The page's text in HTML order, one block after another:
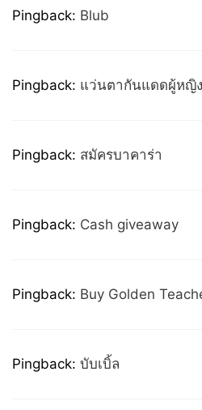
Pingback: Blub
Pingback: แว่นตากันแดดผู้หญิง
Pingback: สมัครบาคาร่า
Pingback: Cash giveaway
Pingback: Buy Golden
Pingback: บับเบิ้ล